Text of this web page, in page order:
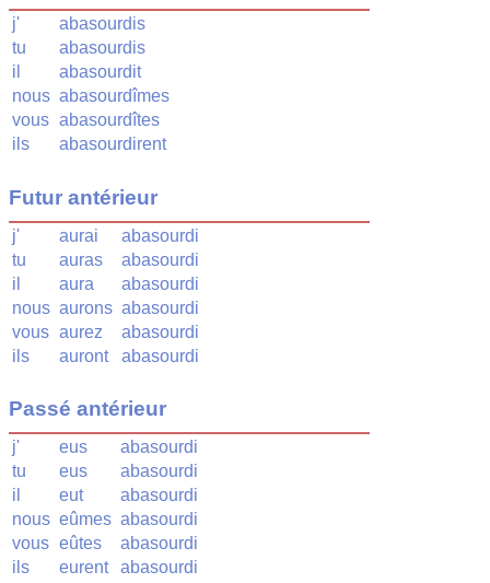
j'
abasourdis
tu
abasourdis
il
abasourdit
nous abasourdîmes
vous abasourdîtes
ils
abasourdirent
Futur antérieur
j' aurai
abasourdi
tu
auras
abasourdi
il
aura
abasourdi
nous aurons abasourdi
vous aurez
abasourdi
ils
auront abasourdi
Passé antérieur
j' eus
abasourdi
tu
eus
abasourdi
il
eut
abasourdi
nous eûmes abasourdi
vous eûtes
abasourdi
ils
eurent abasourdi